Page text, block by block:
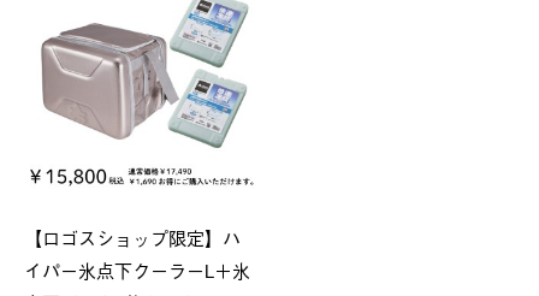
【ロゴスショップ限定】ハ
イパー氷点下クーラーL＋氷